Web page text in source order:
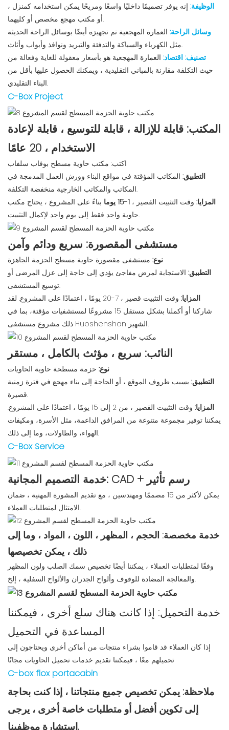
الوظيفة: إنه يوفر تصميمًا داخليًا واسعًا ومريحًا يمكن استخدامه كمنزل ،
أو مكتب مهجع مخصص أو كليهما.
وسائل الراحة: العمارة المهجعية تم تجهيزه أيضًا بوسائل الراحة الحديثة
مثل الكهرباء والسباكة والتدفئة والتبريد ونوافذ وأبواب وأثاث.
تصنيف: اقتصاد: العمارة المهجعية هو بأسعار معقولة للغاية وفعالة من
حيث التكلفة مقارنة بالمباني التقليدية ، ويمكنك الحصول عليها بأقل من
البناء التقليدي.
C-Box Project
المكتب: قابلة للإزالة ، قابلة للتوسيع ، قابلة لإعادة
الاستخدام ، 20 عامًا
اكتب: مكتب حاوية مسطح بوفاب سلفاب
التطبيق: المكاتب المؤقتة في مواقع البناء وورش العمل المدمجة في
المكاتب والمكاتب الخارجية منخفضة التكلفة.
المزايا: وقت التثبيت القصير ، 1-15 يوما
بناءً على المشروع ، يحتاج مكتب
حاوية واحد فقط إلى يوم واحد لإكمال التثبيت.
مستشفى المقصورة: سريع ودائم وآمن
نوع: مستشفى مقصورة حاوية مسطح الحزمة الجاهزة
التطبيق: الاستجابة لمرض مفاجئ يؤدي إلى حاجة إلى عزل المرضى أو
توسيع المستشفى.
المزايا:
وقت التثبيت قصير ، 7-20 يومًا ، اعتمادًا على المشروع. لقد
شاركنا أو أكملنا بشكل مستقل 15 مشروعًا لمستشفيات مؤقتة، بما في
ذلك مشروع مستشفى Huoshenshan الشهير.
النائب: سريع ، مؤثث بالكامل ، مستقر
نوع: حزمة مسطحة حاوية الحاويات
التطبيق: بسبب ظروف الموقع ، أو الحاجة إلى بناء مهجع في فترة زمنية
قصيرة.
المزايا:
وقت التثبيت القصير ، من 2 إلى 15 يومًا ، اعتمادًا على المشروع.
يمكننا توفير مجموعة متنوعة من المرافق الداعمة، مثل الأسرة، ومكيفات
الهواء، والطاولات، وما إلى ذلك.
C-Box Service
خدمة التصميم المجانية: CAD + رسم تأثير
يمكن لأكثر من 15 مصممًا ومهندسين ، مع تقديم المشورة المهنية ، ضمان
الامتثال لمتطلبات العملاء.
خدمة مخصصة: الحجم ، المظهر ، اللون ، المواد ، وما إلى
ذلك ، يمكن تخصيصها
وفقًا لمتطلبات العملاء ، يمكننا أيضًا تخصيص سمك الصلب ولون المظهر
والمعالجة المضادة للوقوف وألواح الجدران والألواح السفلية ، إلخ.
خدمة التحميل: إذا كانت هناك سلع أخرى ، فيمكننا
المساعدة في التحميل
إذا كان العملاء قد قاموا بشراء منتجات من أماكن أخرى ويحتاجون إلى
تحميلهم معًا ، فيمكننا تقديم خدمات تحميل الحاويات مجانًا
C-box flox portacabin
ملاحظة: يمكن تخصيص جميع منتجاتنا ، إذا كنت بحاجة
إلى تكوين أفضل أو متطلبات خاصة أخرى ، يرجى
استشارة موظفينا.